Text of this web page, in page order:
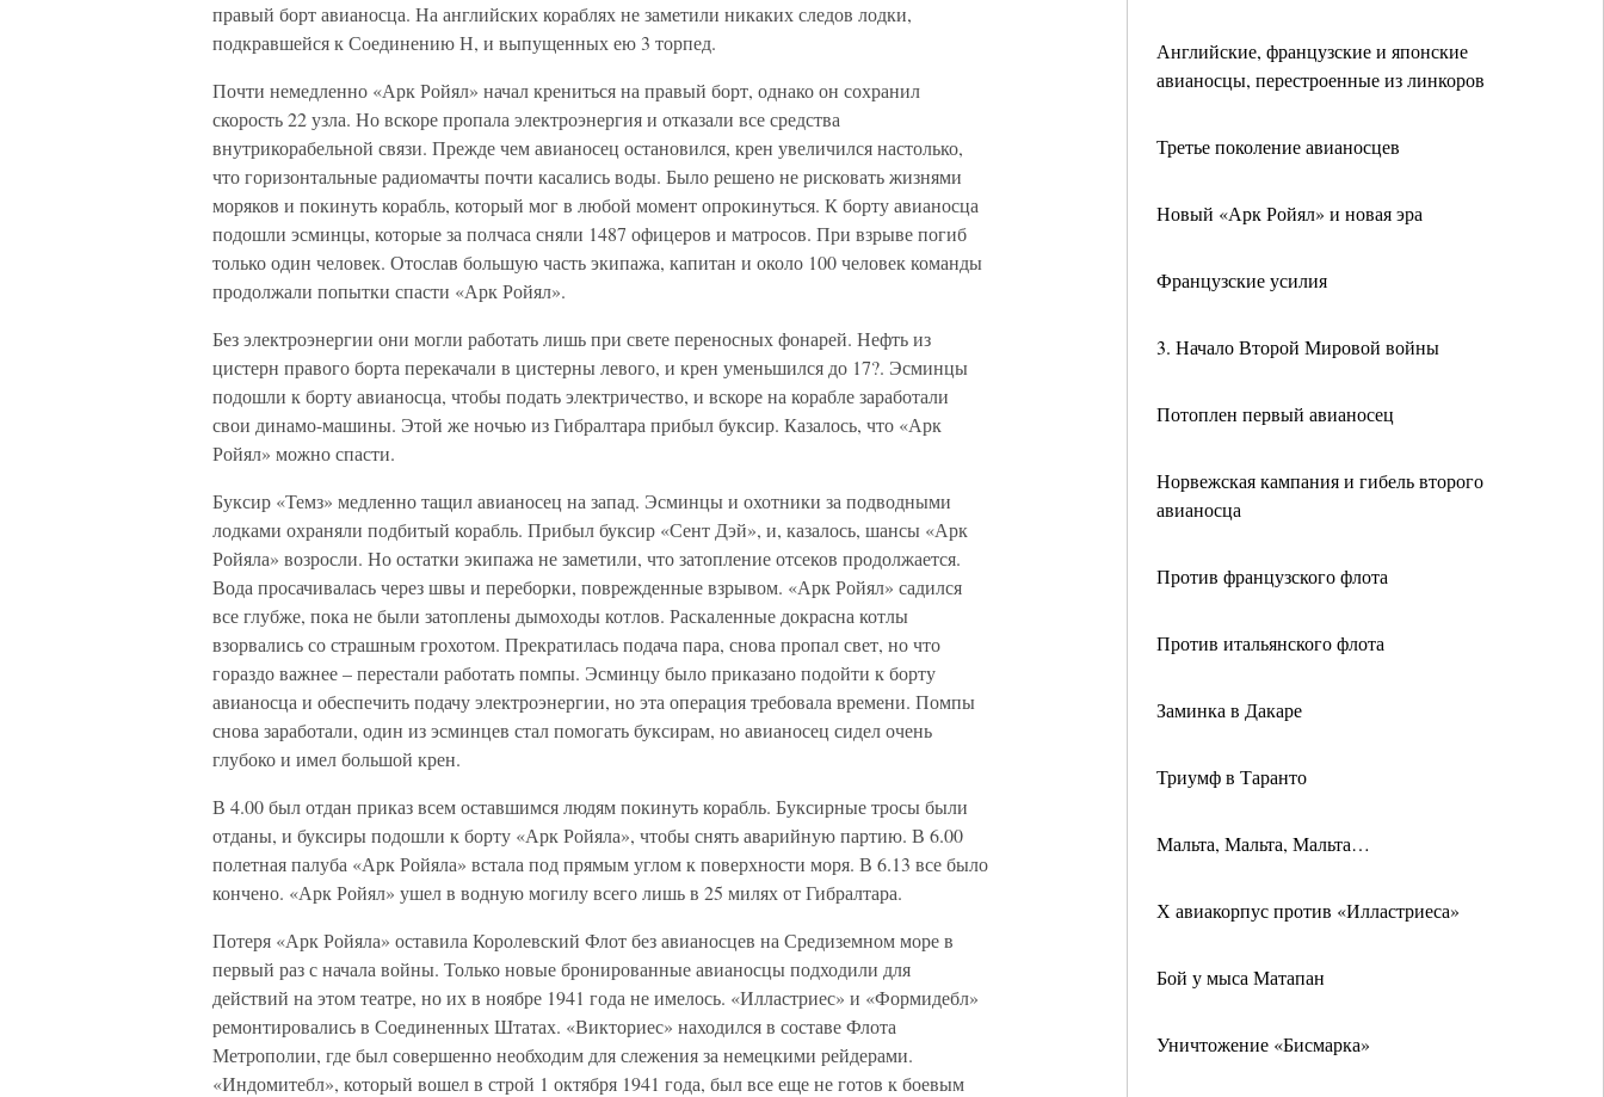
Английские, французские и японские
авианосцы, перестроенные из линкоров
Третье поколение авианосцев
Новый «Арк Ройял» и новая эра
Французские усилия
3. Начало Второй Мировой войны
Потоплен первый авианосец
Норвежская кампания и гибель второго
авианосца
Против французского флота
Против итальянского флота
Заминка в Дакаре
Триумф в Таранто
Мальта, Мальта, Мальта…
Х авиакорпус против «Илластриеса»
Бой у мыса Матапан
Уничтожение «Бисмарка»
правый борт авианосца. На английских кораблях не заметили никаких следов лодки,
подкравшейся к Соединению Н, и выпущенных ею 3 торпед.
Почти немедленно «Арк Ройял» начал крениться на правый борт, однако он сохранил
скорость 22 узла. Но вскоре пропала электроэнергия и отказали все средства
внутрикорабельной связи. Прежде чем авианосец остановился, крен увеличился настолько,
что горизонтальные радиомачты почти касались воды. Было решено не рисковать жизнями
моряков и покинуть корабль, который мог в любой момент опрокинуться. К борту авианосца
подошли эсминцы, которые за полчаса сняли 1487 офицеров и матросов. При взрыве погиб
только один человек. Отослав большую часть экипажа, капитан и около 100 человек команды
продолжали попытки спасти «Арк Ройял».
Без электроэнергии они могли работать лишь при свете переносных фонарей. Нефть из
цистерн правого борта перекачали в цистерны левого, и крен уменьшился до 17?. Эсминцы
подошли к борту авианосца, чтобы подать электричество, и вскоре на корабле заработали
свои динамо-машины. Этой же ночью из Гибралтара прибыл буксир. Казалось, что «Арк
Ройял» можно спасти.
Буксир «Темз» медленно тащил авианосец на запад. Эсминцы и охотники за подводными
лодками охраняли подбитый корабль. Прибыл буксир «Сент Дэй», и, казалось, шансы «Арк
Ройяла» возросли. Но остатки экипажа не заметили, что затопление отсеков продолжается.
Вода просачивалась через швы и переборки, поврежденные взрывом. «Арк Ройял» садился
все глубже, пока не были затоплены дымоходы котлов. Раскаленные докрасна котлы
взорвались со страшным грохотом. Прекратилась подача пара, снова пропал свет, но что
гораздо важнее – перестали работать помпы. Эсминцу было приказано подойти к борту
авианосца и обеспечить подачу электроэнергии, но эта операция требовала времени. Помпы
снова заработали, один из эсминцев стал помогать буксирам, но авианосец сидел очень
глубоко и имел большой крен.
В 4.00 был отдан приказ всем оставшимся людям покинуть корабль. Буксирные тросы были
отданы, и буксиры подошли к борту «Арк Ройяла», чтобы снять аварийную партию. В 6.00
полетная палуба «Арк Ройяла» встала под прямым углом к поверхности моря. В 6.13 все было
кончено. «Арк Ройял» ушел в водную могилу всего лишь в 25 милях от Гибралтара.
Потеря «Арк Ройяла» оставила Королевский Флот без авианосцев на Средиземном море в
первый раз с начала войны. Только новые бронированные авианосцы подходили для
действий на этом театре, но их в ноябре 1941 года не имелось. «Илластриес» и «Формидебл»
ремонтировались в Соединенных Штатах. «Викториес» находился в составе Флота
Метрополии, где был совершенно необходим для слежения за немецкими рейдерами.
«Индомитебл», который вошел в строй 1 октября 1941 года, был все еще не готов к боевым